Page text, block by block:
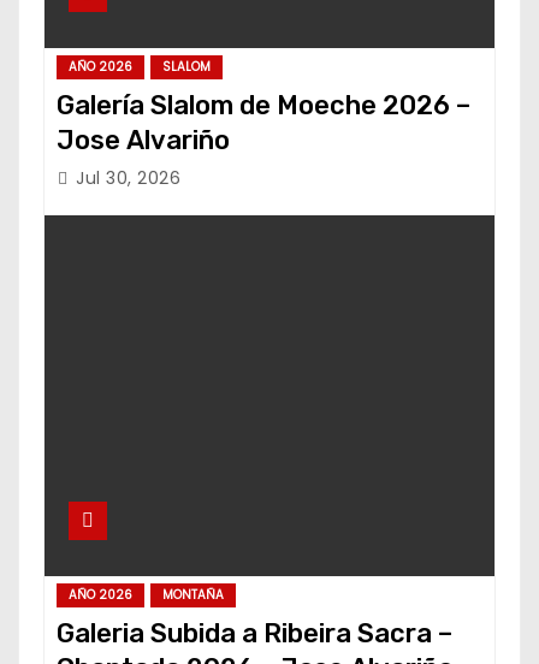
AÑO 2026 SLALOM
Galería Slalom de Moeche 2026 –
Jose Alvariño
Jul 30, 2026
AÑO 2026 MONTAÑA
Galeria Subida a Ribeira Sacra –